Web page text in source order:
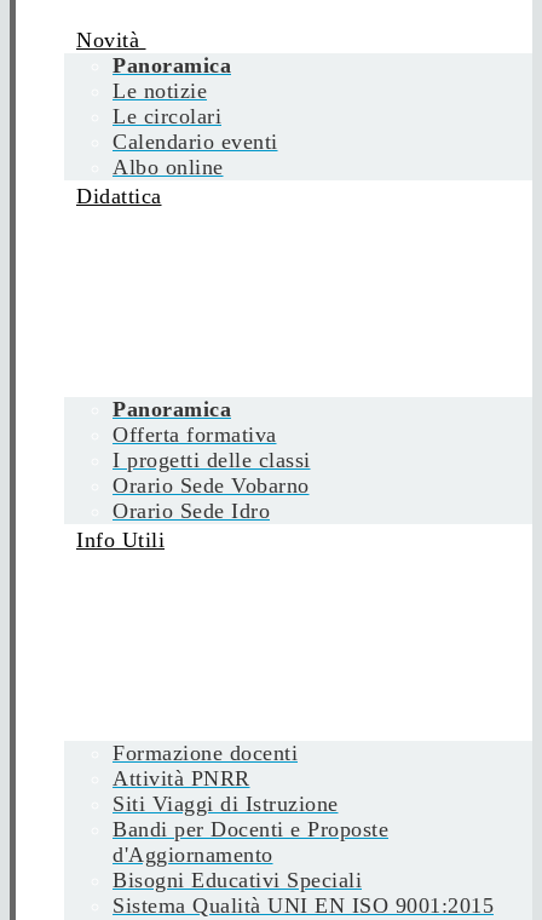
Novità
Panoramica
Le notizie
Le circolari
Calendario eventi
Albo online
Didattica
Panoramica
Offerta formativa
I progetti delle classi
Orario Sede Vobarno
Orario Sede Idro
Info Utili
Formazione docenti
Attività PNRR
Siti Viaggi di Istruzione
Bandi per Docenti e Proposte
d'Aggiornamento
Bisogni Educativi Speciali
Sistema Qualità UNI EN ISO 9001:2015